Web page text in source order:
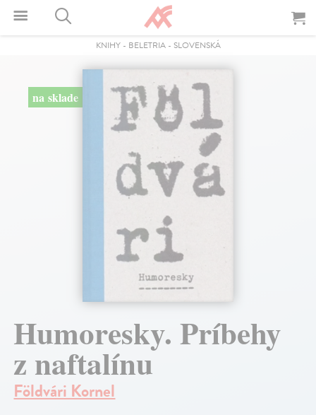
KNIHY- BELETRIA- SLOVENSKÁ
na sklade
Humoresky. Príbehy
z naftalínu
Földvári Kornel